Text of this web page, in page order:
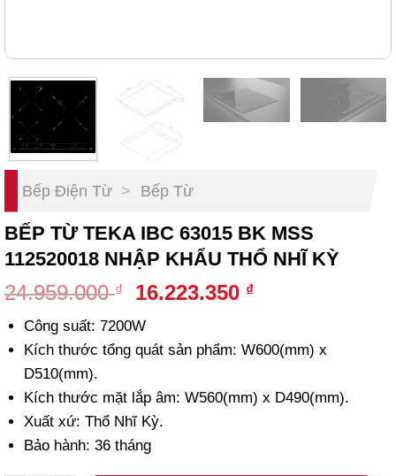
Bếp Điện Từ > Bếp Từ
BẾP TỪ TEKA IBC 63015 BK MSS
112520018 NHẬP KHẨU THỔ NHĨ KỲ
24.959.000₫
Original
was:
24.959.000 ₫.
16.223.350 ₫Current
16.223.350 ₫.
Công suất: 7200W
Kích thước tổng quát sản phẩm: W600(mm) x
D510(mm).
Kích thước mặt lắp âm: W560(mm) x D490(mm).
Xuất xứ: Thổ Nhĩ Kỳ.
Bảo hành: 36 tháng